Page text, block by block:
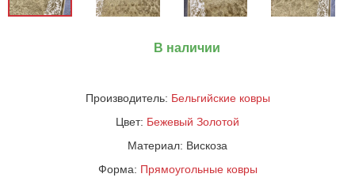
В наличии
Производитель: Бельгийские ковры
Цвет: Бежевый Золотой
Материал: Вискоза
Форма: Прямоугольные ковры